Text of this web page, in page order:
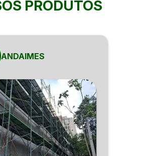
PRODUTOS
ANDAIMES